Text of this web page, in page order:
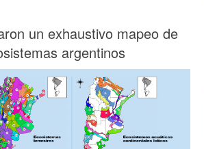
un exhaustivo mapeo de
argentinos